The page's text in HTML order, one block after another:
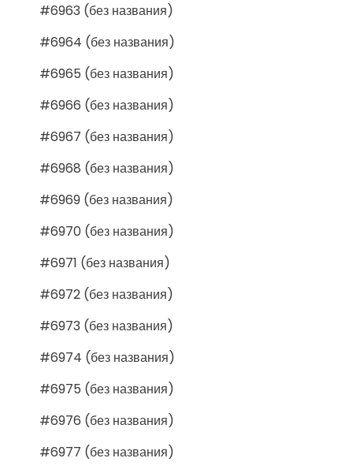
#6963 (без названия)
#6964 (без названия)
#6965 (без названия)
#6966 (без названия)
#6967 (без названия)
#6968 (без названия)
#6969 (без названия)
#6970 (без названия)
#6971 (без названия)
#6972 (без названия)
#6973 (без названия)
#6974 (без названия)
#6975 (без названия)
#6976 (без названия)
#6977 (без названия)